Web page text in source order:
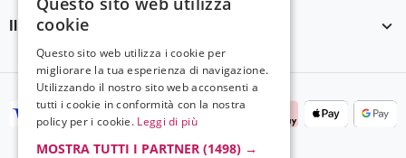
Il tuo account 
cookie
Questo sito web utilizza i cookie per
migliorare la tua esperienza di navigazione.
Utilizzando il nostro sito web acconsenti a
tutti i cookie in conformità con la nostra
policy per i cookie. Leggi di più
MOSTRA TUTTI I PARTNER (1498) →